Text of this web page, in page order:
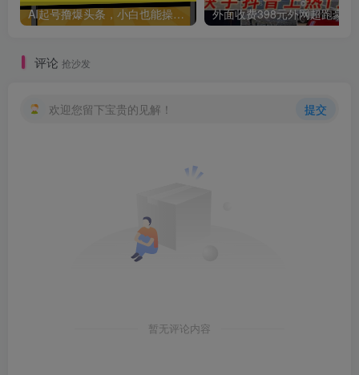
AI起号撸爆头条，小白也能操作，日入2000+
评论 抢沙发
欢迎您留下宝贵的见解！ 提交
暂无评论内容